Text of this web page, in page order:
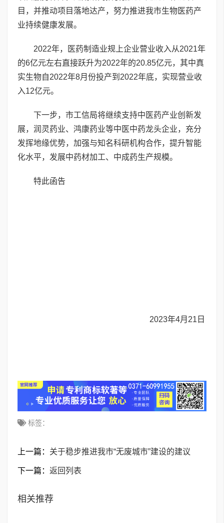
目，并推动项目落地达产，努力推进我市生物医药产
业持续健康发展。
2022年，医药制造业规上企业营业收入从2021年
的6亿元左右直接跃升为2022年的20.85亿元，其中真
实生物自2022年8月份投产到2022年底，实现营业收
入12亿元。
下一步，市工信局将继续支持中医药产业创新发
展，润灵药业、鸿康药业等中医中药龙头企业，充分
发挥地缘优势，加强与知名科研机构合作，提升智能
化水平，发展中药材加工、中成药生产规模。
特此函告
2023年4月21日
标签：
上一篇： 关于稳步推进我市“无废城市”建设的建议
下一篇： 返回列表
相关推荐